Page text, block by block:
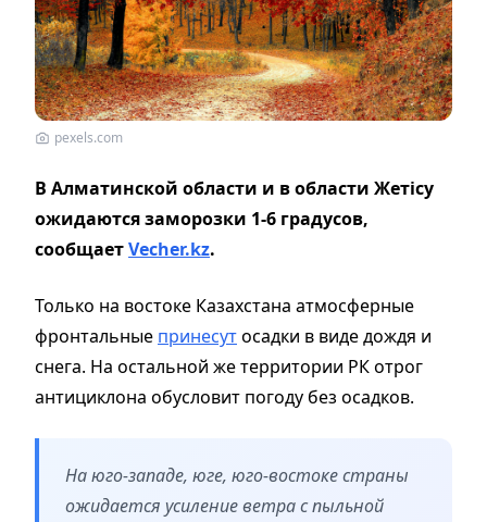
pexels.com
В Алматинской области и в области Жетісу
ожидаются заморозки 1-6 градусов,
сообщаетVecher.kz.
Только на востоке Казахстана атмосферные
фронтальные принесутосадки в виде дождя и
снега. На остальной же территории РК отрог
антициклона обусловит погоду без осадков.
На юго-западе, юге, юго-востоке страны
ожидается усиление ветра с пыльной